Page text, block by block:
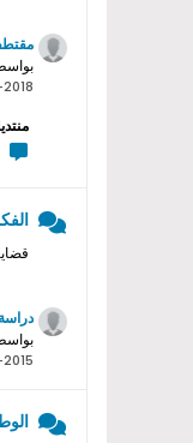
PM
PM